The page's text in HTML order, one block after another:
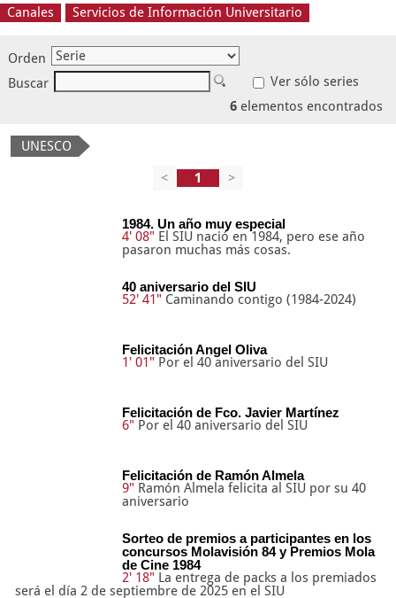
Canales Servicios de Información Universitario
Orden
Buscar
Ver sólo series
6 elementos encontrados
UNESCO
<
>
1984. Un año muy especial
4' 08" El SIU nació en 1984, pero ese año
pasaron muchas más cosas.
40 aniversario del SIU
52' 41" Caminando contigo (1984-2024)
Felicitación Angel Oliva
1' 01" Por el 40 aniversario del SIU
Felicitación de Fco. Javier Martínez
6" Por el 40 aniversario del SIU
Felicitación de Ramón Almela
9" Ramón Almela felicita al SIU por su 40
aniversario
Sorteo de premios a participantes en los
concursos Molavisión 84 y Premios Mola
de Cine 1984
2' 18" La entrega de packs a los premiados
será el día 2 de septiembre de 2025 en el SIU